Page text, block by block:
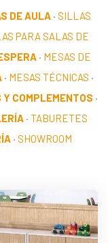
DE AULA · SILLAS
PARA SALAS DE
· MESAS DE
· MESAS TÉCNICAS ·
Y COMPLEMENTOS ·
· TABURETES
· SHOWROOM